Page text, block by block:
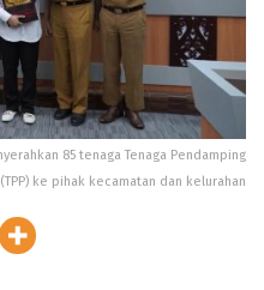
85 tenaga Tenaga Pendamping
ke pihak kecamatan dan kelurahan